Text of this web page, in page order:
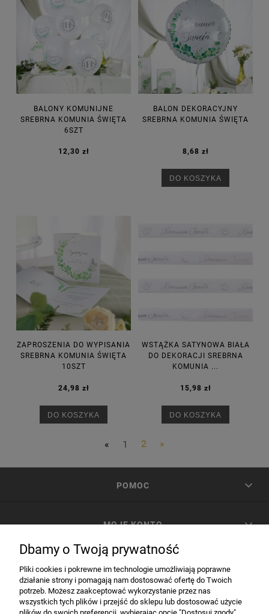
BALONY KOMUNIJNE
SREBRNA KOMUNIA ŚWIĘTA
6SZT
12,30 zł
BALON DEKORACYJNY
SREBRNA KOMUNIA ŚWIĘTA
8,68 zł
DO KOSZYKA
ZAPROSZENIA DO WYPISANIA
SREBRNA KOMUNIA ŚWIĘTA
10SZT
24,98 zł
DO KOSZYKA
WSTĄŻKA SATYNOWA BIAŁA
DO DEKORACJI SREBRNA
KOMUNIA ...
15,98 zł
DO KOSZYKA
« 1 2 »
POMOC
MOJE KONTO
INFORMACJE
Dbamy o Twoją prywatność
Pliki cookies i pokrewne im technologie umożliwiają poprawne
działanie strony i pomagają nam dostosować ofertę do Twoich
potrzeb. Możesz zaakceptować wykorzystanie przez nas
wszystkich tych plików i przejść do sklepu lub dostosować użycie